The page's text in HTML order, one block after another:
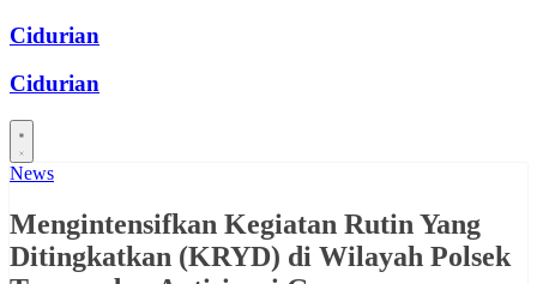
Skip
content
Cidurian
Cidurian
News
Mengintensifkan Kegiatan Rutin Yang
Ditingkatkan (KRYD) di Wilayah Polsek